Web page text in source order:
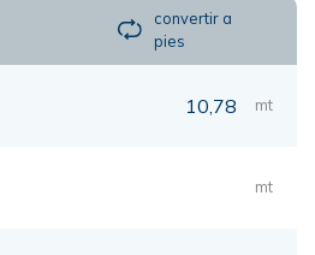
convertir a
pies
10,78 mt
mt